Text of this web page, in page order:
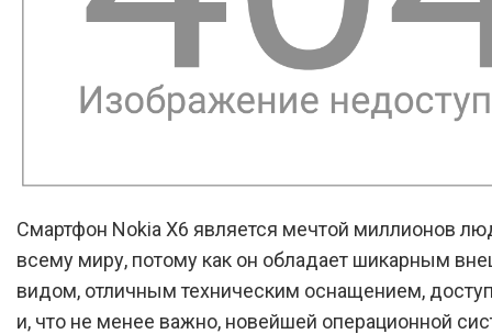
Смартфон Nokia X6 является мечтой миллионов
всему миру, потому как он обладает шикарным
видом, отличным техническим оснащением,
и, что не менее важно, новейшей операционной